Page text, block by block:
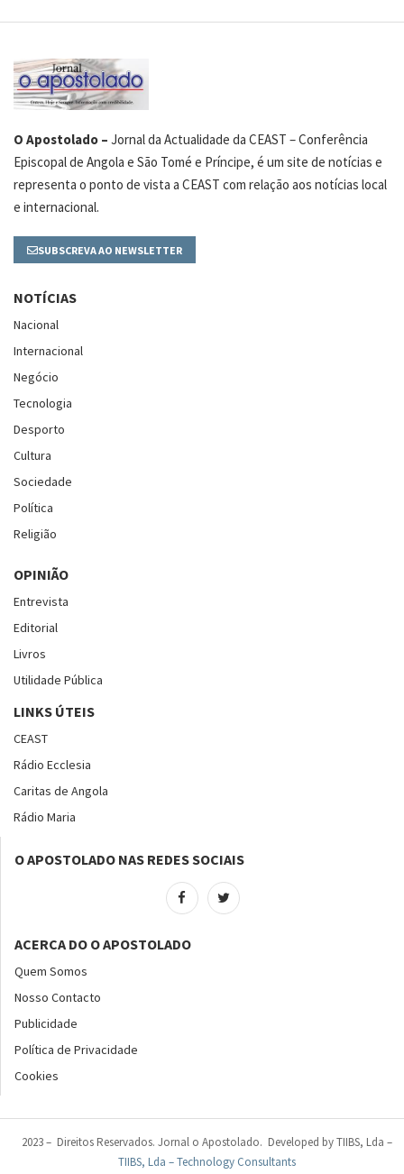
O Apostolado – Jornal da Actualidade da CEAST – Conferência
Episcopal de Angola e São Tomé e Príncipe, é um site de notícias e
representa o ponto de vista a CEAST com relação aos notícias local
e internacional.
SUBSCREVA AO NEWSLETTER
NOTÍCIAS
Nacional
Internacional
Negócio
Tecnologia
Desporto
Cultura
Sociedade
Política
Religião
OPINIÃO
Entrevista
Editorial
Livros
Utilidade Pública
LINKS ÚTEIS
CEAST
Rádio Ecclesia
Caritas de Angola
Rádio Maria
O APOSTOLADO NAS REDES SOCIAIS
ACERCA DO O APOSTOLADO
Quem Somos
Nosso Contacto
Publicidade
Política de Privacidade
Cookies
2023 – Direitos Reservados. Jornal o Apostolado. Developed by TIIBS, Lda –
TIIBS, Lda – Technology Consultants